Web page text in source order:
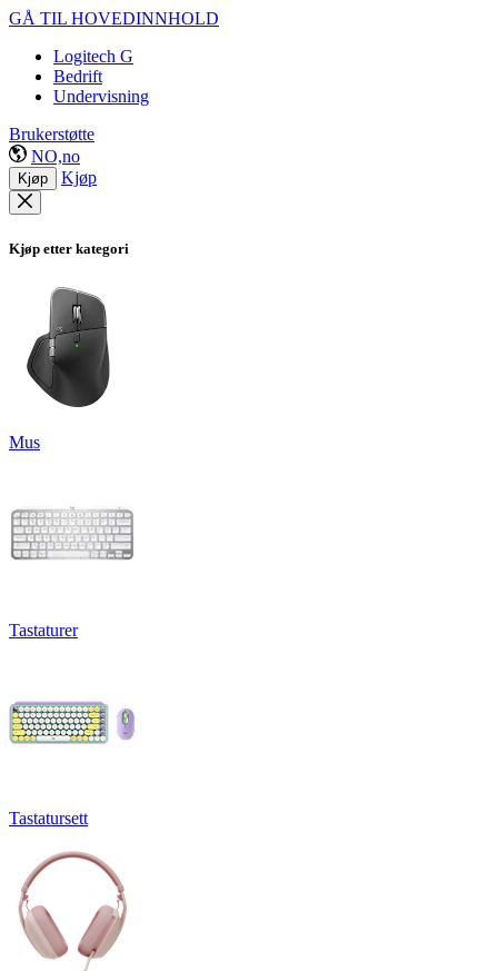
GÅ TIL HOVEDINNHOLD
Logitech G
Bedrift
Undervisning
Brukerstøtte
NO,no
Kjøp Kjøp
Kjøp etter kategori
Mus
Tastaturer
Tastatursett